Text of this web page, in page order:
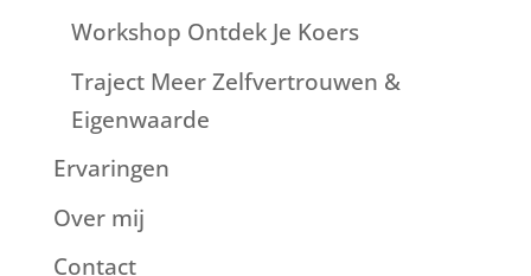
Workshop Ontdek Je Koers
Traject Meer Zelfvertrouwen &
Eigenwaarde
Ervaringen
Over mij
Contact